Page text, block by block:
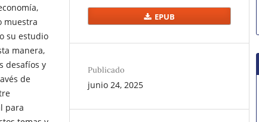
muestra
su estudio
manera,
desafíos y
de
para
EPUB
Publicado
junio 24, 2025